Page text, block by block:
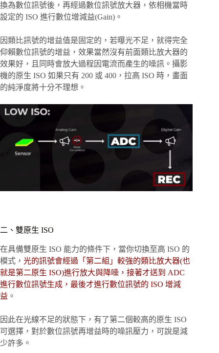
換為數位訊號後，再經過數位訊號放大器，依相機當時
設定的 ISO 進行數位增減益(Gain)。
因類比訊號的增益值是固定的，若曝光不足，就得完全
仰賴數位訊號的增益，效果當然沒有前面類比放大器的
效果好，且同時會放大過程因電流而產生的噪訊。攝影
機的原生 ISO 如果只有 200 或 400，拉高 ISO 時，畫面
的純淨度將十分不理想。
二、雙原生 ISO
在具備雙原生 ISO 能力的條件下，當你切換至高 ISO 的
模式， 光的訊號會經過「第二組」較強的類比放大器(也
就是第二原生 ISO)進行放大與降噪，接著才送到 ADC
進行數位訊號生成，最後才進行數位訊號的 ISO 增減
益 。
因此在光線不足的狀態下，有了第二個較高的原生 ISO
可選擇，對於數位訊號再增益時的噪訊壓力，可說是減
少許多。